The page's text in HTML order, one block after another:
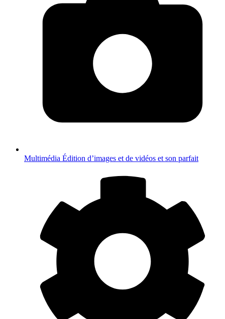
Multimédia Édition d’images et de vidéos et son parfait